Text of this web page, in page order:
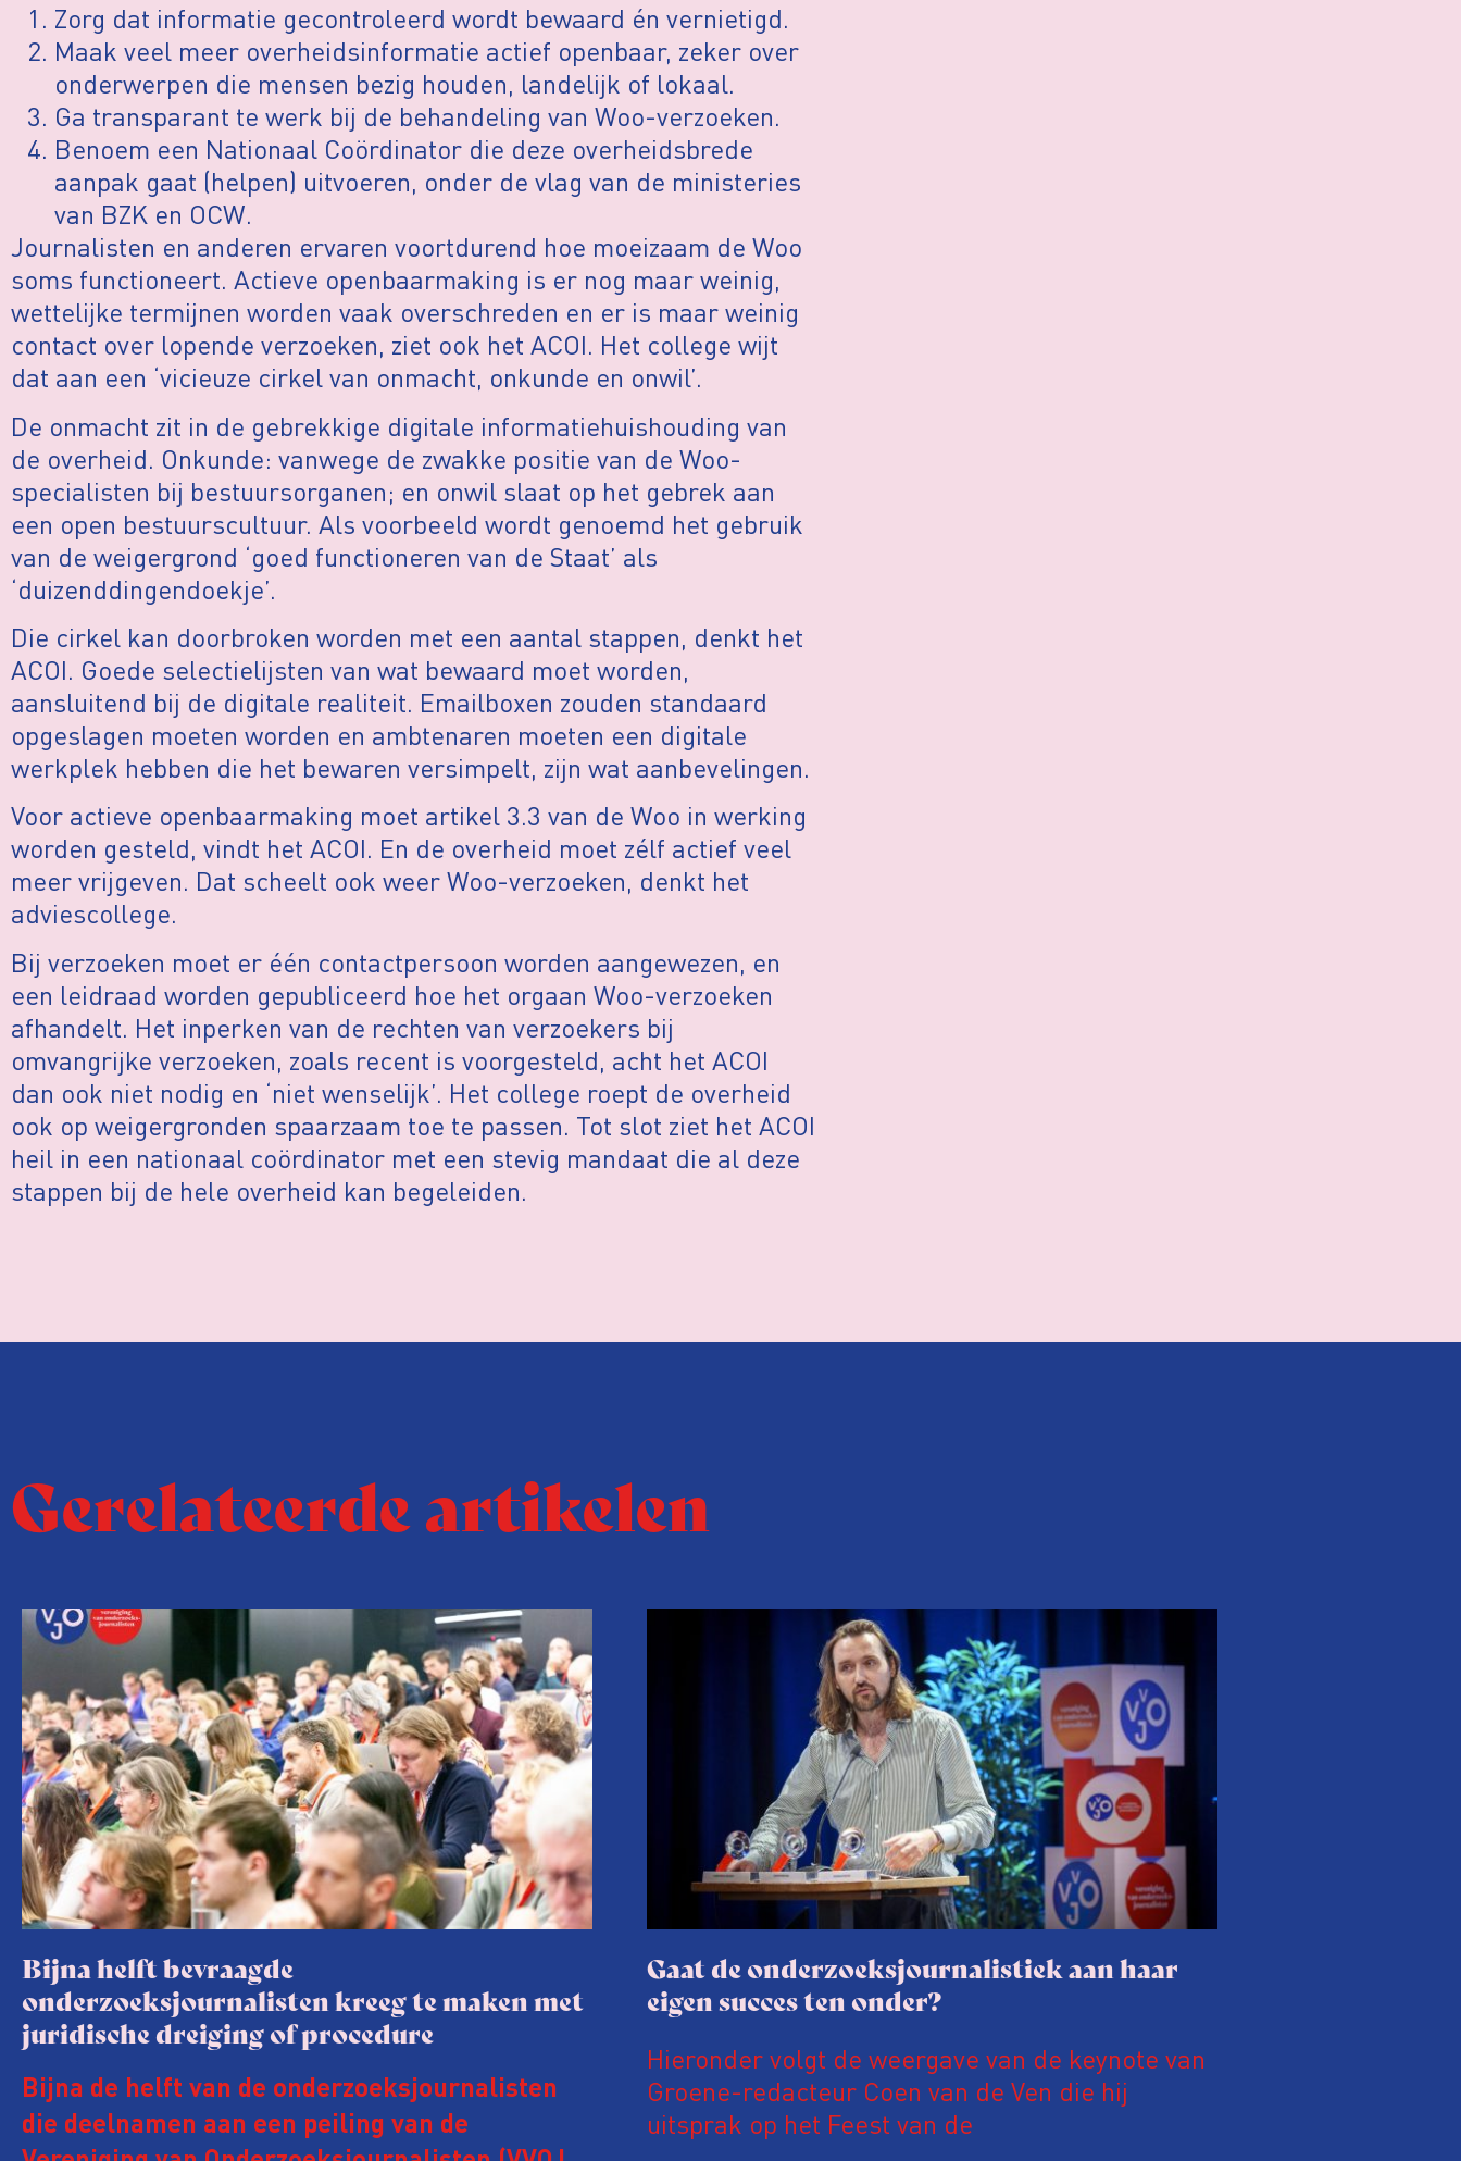
Zorg dat informatie gecontroleerd wordt bewaard én vernietigd.
Maak veel meer overheidsinformatie actief openbaar, zeker over
onderwerpen die mensen bezig houden, landelijk of lokaal.
Ga transparant te werk bij de behandeling van Woo-verzoeken.
Benoem een Nationaal Coördinator die deze overheidsbrede
aanpak gaat (helpen) uitvoeren, onder de vlag van de ministeries
van BZK en OCW.
Journalisten en anderen ervaren voortdurend hoe moeizaam de Woo
soms functioneert. Actieve openbaarmaking is er nog maar weinig,
wettelijke termijnen worden vaak overschreden en er is maar weinig
contact over lopende verzoeken, ziet ook het ACOI. Het college wijt
dat aan een ‘vicieuze cirkel van onmacht, onkunde en onwil’.
De onmacht zit in de gebrekkige digitale informatiehuishouding van
de overheid. Onkunde: vanwege de zwakke positie van de Woo-
specialisten bij bestuursorganen; en onwil slaat op het gebrek aan
een open bestuurscultuur. Als voorbeeld wordt genoemd het gebruik
van de weigergrond ‘goed functioneren van de Staat’ als
‘duizenddingendoekje’.
Die cirkel kan doorbroken worden met een aantal stappen, denkt het
ACOI. Goede selectielijsten van wat bewaard moet worden,
aansluitend bij de digitale realiteit. Emailboxen zouden standaard
opgeslagen moeten worden en ambtenaren moeten een digitale
werkplek hebben die het bewaren versimpelt, zijn wat aanbevelingen.
Voor actieve openbaarmaking moet artikel 3.3 van de Woo in werking
worden gesteld, vindt het ACOI. En de overheid moet zélf actief veel
meer vrijgeven. Dat scheelt ook weer Woo-verzoeken, denkt het
adviescollege.
Bij verzoeken moet er één contactpersoon worden aangewezen, en
een leidraad worden gepubliceerd hoe het orgaan Woo-verzoeken
afhandelt. Het inperken van de rechten van verzoekers bij
omvangrijke verzoeken, zoals recent is voorgesteld, acht het ACOI
dan ook niet nodig en ‘niet wenselijk’. Het college roept de overheid
ook op weigergronden spaarzaam toe te passen. Tot slot ziet het ACOI
heil in een nationaal coördinator met een stevig mandaat die al deze
stappen bij de hele overheid kan begeleiden.
Gerelateerde artikelen
Bijna helft bevraagde
onderzoeksjournalisten kreeg te maken met
juridische dreiging of procedure
Bijna de helft van de onderzoeksjournalisten
die deelnamen aan een peiling van de
Gaat de onderzoeksjournalistiek aan haar
eigen succes ten onder?
Hieronder volgt de weergave van de keynote van
Groene-redacteur Coen van de Ven die hij
uitsprak op het Feest van de